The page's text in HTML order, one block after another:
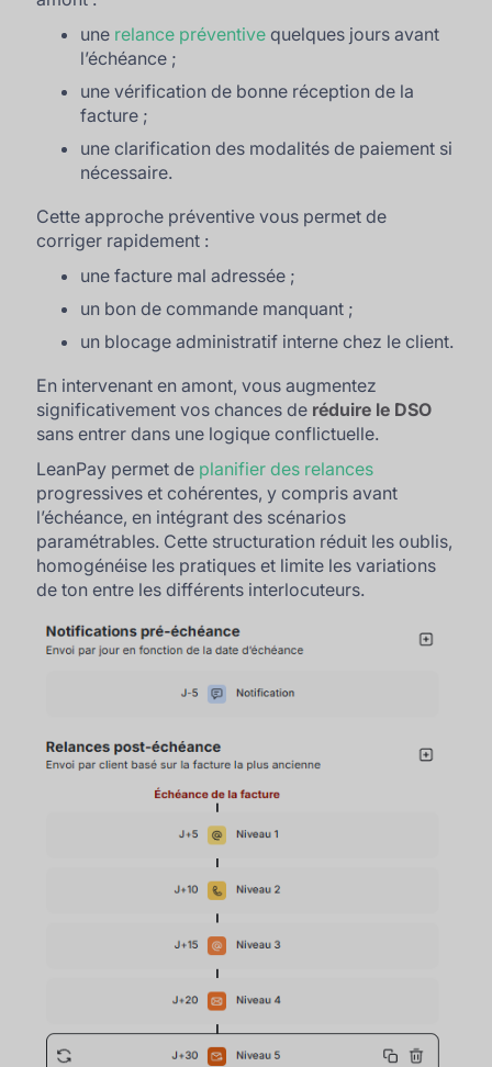
une relance préventive quelques jours avant
l’échéance ;
une vérification de bonne réception de la
facture ;
une clarification des modalités de paiement si
nécessaire.
Cette approche préventive vous permet de
corriger rapidement :
une facture mal adressée ;
un bon de commande manquant ;
un blocage administratif interne chez le client.
En intervenant en amont, vous augmentez
significativement vos chances de réduire le DSO
sans entrer dans une logique conflictuelle.
LeanPay permet de planifier des relances
progressives et cohérentes, y compris avant
l’échéance, en intégrant des scénarios
paramétrables. Cette structuration réduit les oublis,
homogénéise les pratiques et limite les variations
de ton entre les différents interlocuteurs.